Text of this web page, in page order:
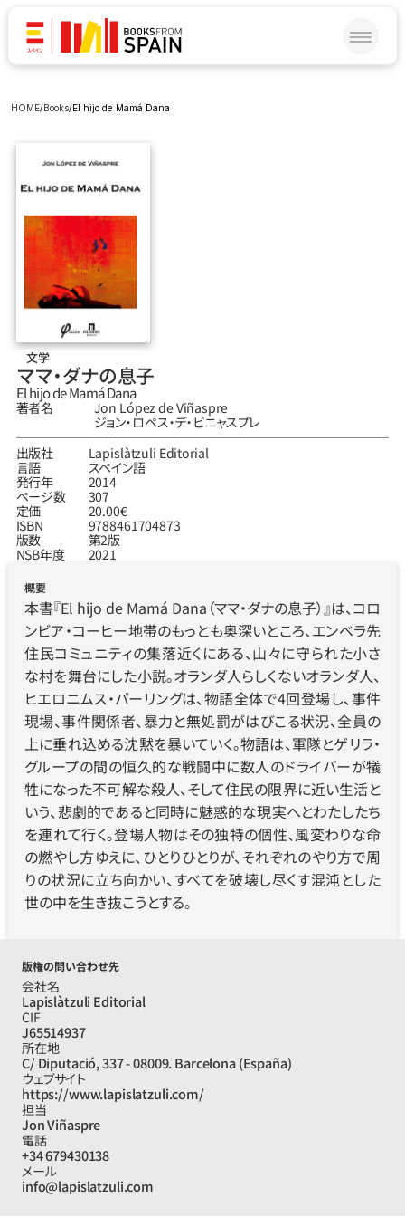
HOME/Books/El hijo de Mamá Dana
文学
ママ‧ダナの息子
El hijo de Mamá Dana
著者名
Jon López de Viñaspre
ジョン‧ロペス‧デ‧ビニャスプレ
出版社
Lapislàtzuli Editorial
言語
スペイン語
発行年
2014
ページ数
307
定価
20.00€
ISBN
9788461704873
版数
第2版
NSB年度
2021
概要
本書『El hijo de Mamá Dana（ママ・ダナの息子）』は、コロ
ンビア・コーヒー地帯のもっとも奥深いところ、エンベラ先
住民コミュニティの集落近くにある、山々に守られた小さ
な村を舞台にした小説。オランダ人らしくないオランダ人、
ヒエロニムス・パーリングは、物語全体で4回登場し、事件
現場、事件関係者、暴力と無処罰がはびこる状況、全員の
上に垂れ込める沈黙を暴いていく。物語は、軍隊とゲリラ・
グループの間の恒久的な戦闘中に数人のドライバーが犠
牲になった不可解な殺人、そして住民の限界に近い生活と
いう、悲劇的であると同時に魅惑的な現実へとわたしたち
を連れて行く。登場人物はその独特の個性、風変わりな命
の燃やし方ゆえに、ひとりひとりが、それぞれのやり方で周
りの状況に立ち向かい、すべてを破壊し尽くす混沌とした
世の中を生き抜こうとする。
版権の問い合わせ先
会社名
Lapislàtzuli Editorial
CIF
J65514937
所在地
C/ Diputació, 337 - 08009. Barcelona (España)
ウェブサイト
https://www.lapislatzuli.com/
担当
Jon Viñaspre
電話
+34 679430138
メール
info@lapislatzuli.com